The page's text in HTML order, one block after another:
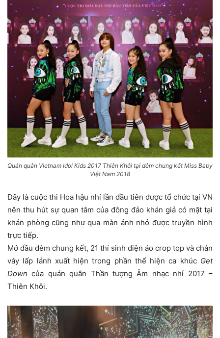
Quán quân Vietnam Idol Kids 2017 Thiên Khôi tại đêm chung kết Miss Baby
Việt Nam 2018
Đây là cuộc thi Hoa hậu nhí lần đầu tiên được tổ chức tại VN
nên thu hút sự quan tâm của đông đảo khán giả có mặt tại
khán phòng cũng như qua màn ảnh nhỏ được truyền hình
trực tiếp.
Mở đầu đêm chung kết, 21 thí sinh diện áo crop top và chân
váy lấp lánh xuất hiện trong phần thể hiện ca khúc Get
Down của quán quân Thần tượng Âm nhạc nhí 2017 –
Thiên Khôi.